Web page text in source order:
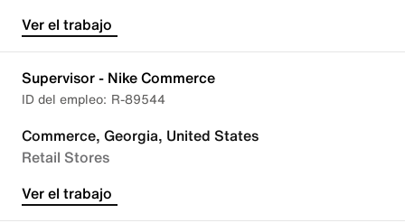
Ver el trabajo
Supervisor - Nike Commerce
R-89544
Commerce, Georgia, United States
Retail Stores
Ver el trabajo